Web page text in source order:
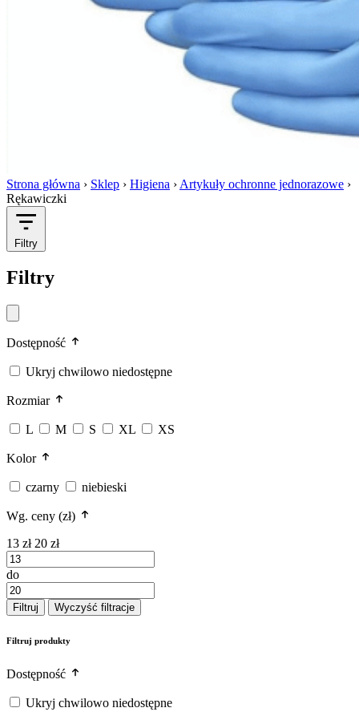
Strona główna › Sklep › Higiena › Artykuły ochronne jednorazowe ›
Rękawiczki
Filtry
Filtry
Dostępność
Ukryj chwilowo niedostępne
Rozmiar
L M S XL XS
Kolor
czarny niebieski
Wg. ceny (zł)
13 zł 20 zł
do
Filtruj Wyczyść filtracje
Filtruj produkty
Dostępność
Ukryj chwilowo niedostępne